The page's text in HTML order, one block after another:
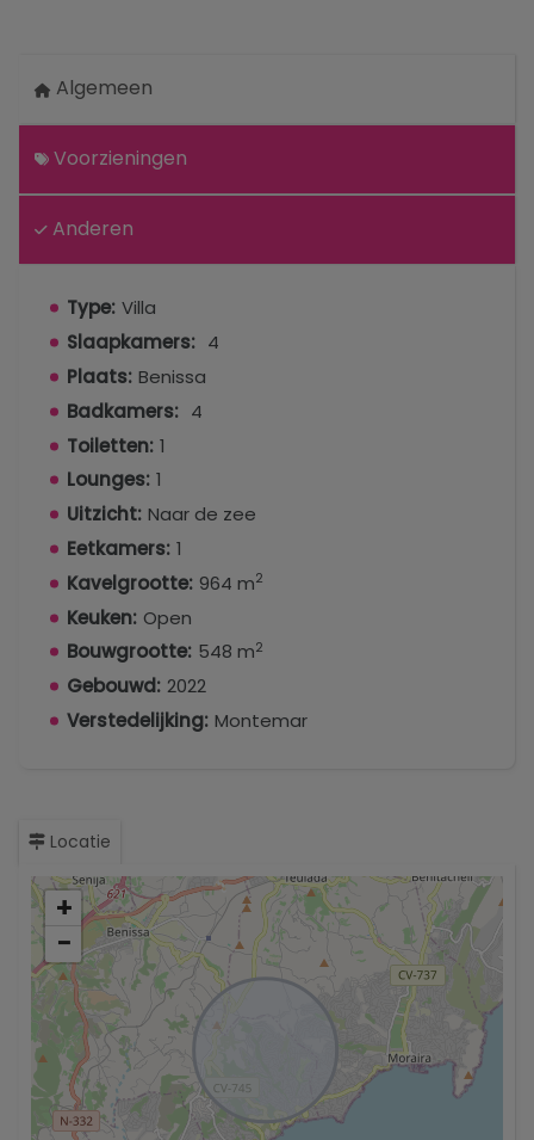
Algemeen
Voorzieningen
Anderen
Type: Villa
Slaapkamers: 4
Plaats: Benissa
Badkamers: 4
Toiletten: 1
Lounges: 1
Uitzicht: Naar de zee
Eetkamers: 1
Kavelgrootte: 964 m2
Keuken: Open
Bouwgrootte: 548 m2
Gebouwd: 2022
Verstedelijking: Montemar
Locatie
+
−